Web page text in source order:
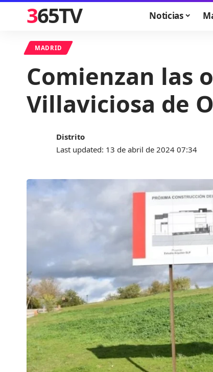
365TV Noticias
MADRID
Comienzan las
Villaviciosa de
Last updated: 13 de abril de 2024 07:34
Distrito